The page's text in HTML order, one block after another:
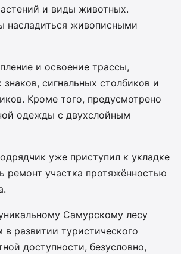
и виды животных.
насладиться живописными
и освоение трассы,
сигнальных столбиков и
Кроме того, предусмотрено
одежды с двухслойным
уже приступил к укладке
ремонт участка протяжённостью
Самурскому лесу
развитии туристического
доступности, безусловно,